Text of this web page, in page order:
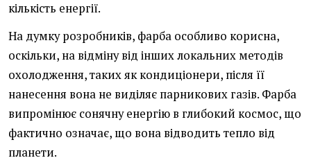
кількість енергії.
На думку розробників, фарба особливо корисна,
оскільки, на відміну від інших локальних методів
охолодження, таких як кондиціонери, після її
нанесення вона не виділяє парникових газів. Фарба
випромінює сонячну енергію в глибокий космос, що
фактично означає, що вона відводить тепло від
планети.